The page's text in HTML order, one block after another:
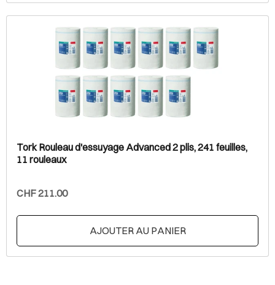
Tork Rouleau d'essuyage Advanced 2 plis, 241 feuilles,
11 rouleaux
CHF 211.00
AJOUTER AU PANIER